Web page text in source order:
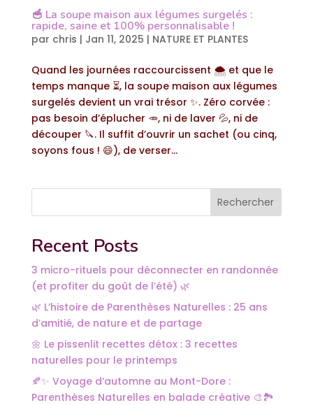
🥣 La soupe maison aux légumes surgelés :
rapide, saine et 100% personnalisable !
par chris | Jan 11, 2025 | NATURE ET PLANTES
Quand les journées raccourcissent 🌨️ et que le
temps manque ⏳, la soupe maison aux légumes
surgelés devient un vrai trésor ✨. Zéro corvée :
pas besoin d’éplucher 🥕, ni de laver 💦, ni de
découper 🔪. Il suffit d’ouvrir un sachet (ou cinq,
soyons fous ! 😄), de verser...
Rechercher
Recent Posts
3 micro-rituels pour déconnecter en randonnée
(et profiter du goût de l’été) 🌿
🌿 L’histoire de Parenthèses Naturelles : 25 ans
d’amitié, de nature et de partage
🌼 Le pissenlit recettes détox : 3 recettes
naturelles pour le printemps
🍂✨ Voyage d’automne au Mont-Dore :
Parenthèses Naturelles en balade créative 🎨🏞️